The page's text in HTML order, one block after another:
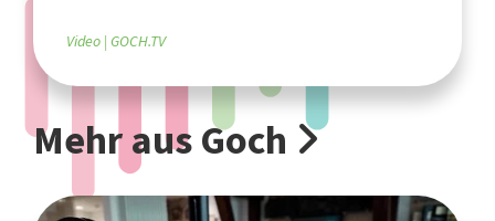
Video GOCH.TV
Mehr aus Goch